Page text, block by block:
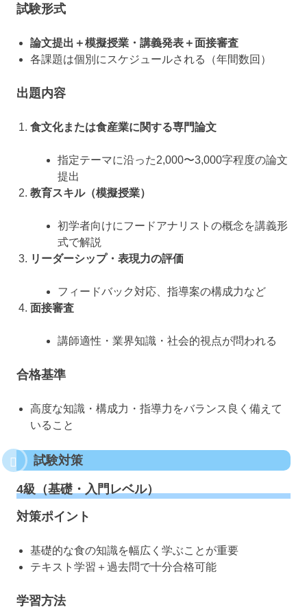
試験形式
論文提出＋模擬授業・講義発表＋面接審査
各課題は個別にスケジュールされる（年間数回）
出題内容
食文化または食産業に関する専門論文
指定テーマに沿った2,000〜3,000字程度の論文
提出
教育スキル（模擬授業）
初学者向けにフードアナリストの概念を講義形
式で解説
リーダーシップ・表現力の評価
フィードバック対応、指導案の構成力など
面接審査
講師適性・業界知識・社会的視点が問われる
合格基準
高度な知識・構成力・指導力をバランス良く備えて
いること
試験対策
4級（基礎・入門レベル）
対策ポイント
基礎的な食の知識を幅広く学ぶことが重要
テキスト学習＋過去問で十分合格可能
学習方法